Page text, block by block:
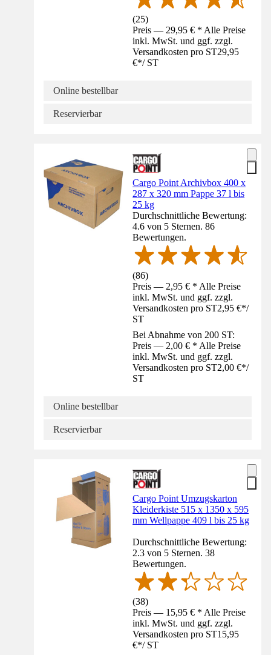
(25)
Preis — 29,95 € * Alle Preise
inkl. MwSt. und ggf. zzgl.
Versandkosten pro ST29,95
€*/ ST
Online bestellbar
Reservierbar
Cargo Point Archivbox 400 x
287 x 320 mm Pappe 37 l bis
25 kg
Durchschnittliche Bewertung:
4.6 von 5 Sternen. 86
Bewertungen.
(86)
Preis — 2,95 € * Alle Preise
inkl. MwSt. und ggf. zzgl.
Versandkosten pro ST2,95 €*/
ST
Bei Abnahme von 200 ST:
Preis — 2,00 € * Alle Preise
inkl. MwSt. und ggf. zzgl.
Versandkosten pro ST2,00 €*/
ST
Online bestellbar
Reservierbar
Cargo Point Umzugskarton
Kleiderkiste 515 x 1350 x 595
mm Wellpappe 409 l bis 25 kg
Durchschnittliche Bewertung:
2.3 von 5 Sternen. 38
Bewertungen.
(38)
Preis — 15,95 € * Alle Preise
inkl. MwSt. und ggf. zzgl.
Versandkosten pro ST15,95
€*/ ST